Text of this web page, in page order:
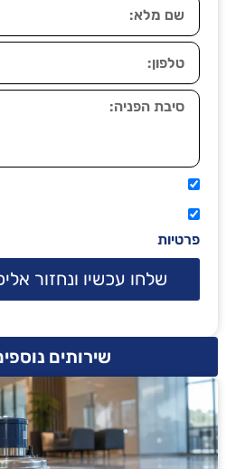
פרטיות
שלחו עכשיו ונחזור
שירותים